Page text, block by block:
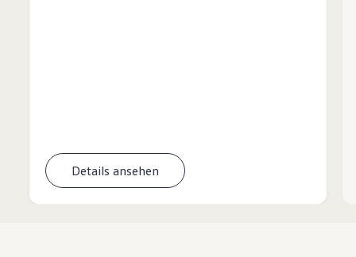
Details ansehen